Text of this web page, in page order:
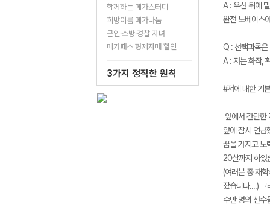
함께하는 메가스터디
희망이룸 메가나눔
군인·소방·경찰 자녀
메가패스 형제자매 할인
3가지 정직한 원칙
A : 우선 뒤에
완전 노베이스
Q : 선택과목
A : 저는 화작,
#저에 대한 기
앞에서 간단한
앞에 잠시 언급
꿈을 가지고 노
20살까지 하였
(여러분 중 재
잤습니다....)
수만 명의 선수